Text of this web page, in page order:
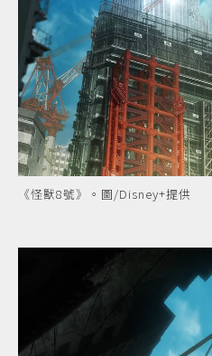
《怪獸8號》。圖/Disney+提供